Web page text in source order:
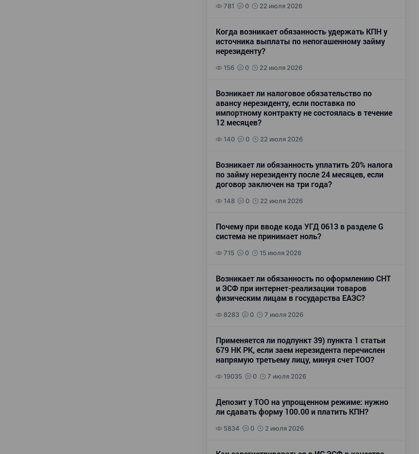
781 0 22 июля 2026
Когда возникает обязанность удержать КПН у
источника выплаты по непогашенному займу
нерезиденту?
156 0 22 июля 2026
Возникает ли налоговое обязательство по
авансу нерезиденту, если поставка по
импортному контракту не состоялась в течение
12 месяцев?
140 0 22 июля 2026
Возникает ли обязанность уплатить 20% налога
по займу нерезиденту после 24 месяцев, если
договор заключен на три года?
148 0 22 июля 2026
Почему при вводе кода УГД 0613 в разделе G
система не принимает ноль?
715 0 15 июля 2026
Возникает ли обязанность по оформлению СНТ
и ЭСФ при интернет-реализации товаров
физическим лицам в государства ЕАЭС?
8283 0 7 июля 2026
Применяется ли подпункт 39) пункта 1 статьи
679 НК РК, если заем нерезидента перечислен
напрямую третьему лицу, минуя счет ТОО?
19035 0 7 июля 2026
Депозит у ТОО на упрощенном режиме: нужно
ли сдавать форму 100.00 и платить КПН?
5834 0 2 июля 2026